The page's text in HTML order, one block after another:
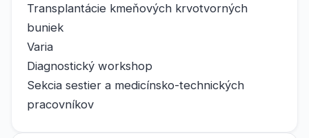
Transplantácie kmeňových krvotvorných
buniek
Varia
Diagnostický workshop
Sekcia sestier a medicínsko-technických
pracovníkov